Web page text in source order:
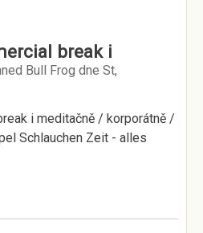
break i
Bull Frog dne St,
i meditačně / korporátně /
Schlauchen Zeit - alles